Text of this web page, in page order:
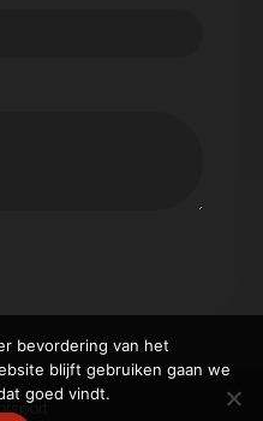
bevordering van het
blijft gebruiken gaan we
goed vindt.